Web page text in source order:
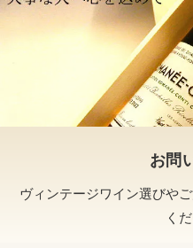
お問
ヴィンテージワイン選びや
く